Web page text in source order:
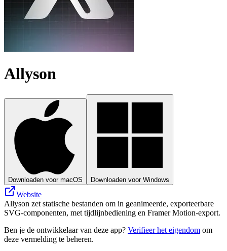
Allyson
Downloaden voor macOS Downloaden voor Windows
Website
Allyson zet statische bestanden om in geanimeerde, exporteerbare
SVG-componenten, met tijdlijnbediening en Framer Motion‑export.
Ben je de ontwikkelaar van deze app? Verifieer het eigendom om
deze vermelding te beheren.